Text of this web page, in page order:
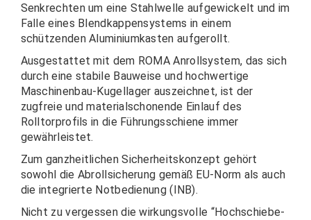
Senkrechten um eine Stahlwelle aufgewickelt und im
Falle eines Blendkappensystems in einem
schützenden Aluminiumkasten aufgerollt.
Ausgestattet mit dem ROMA Anrollsystem, das sich
durch eine stabile Bauweise und hochwertige
Maschinenbau-Kugellager auszeichnet, ist der
zugfreie und materialschonende Einlauf des
Rolltorprofils in die Führungsschiene immer
gewährleistet.
Zum ganzheitlichen Sicherheitskonzept gehört
sowohl die Abrollsicherung gemäß EU-Norm als auch
die integrierte Notbedienung (INB).
Nicht zu vergessen die wirkungsvolle “Hochschiebe-